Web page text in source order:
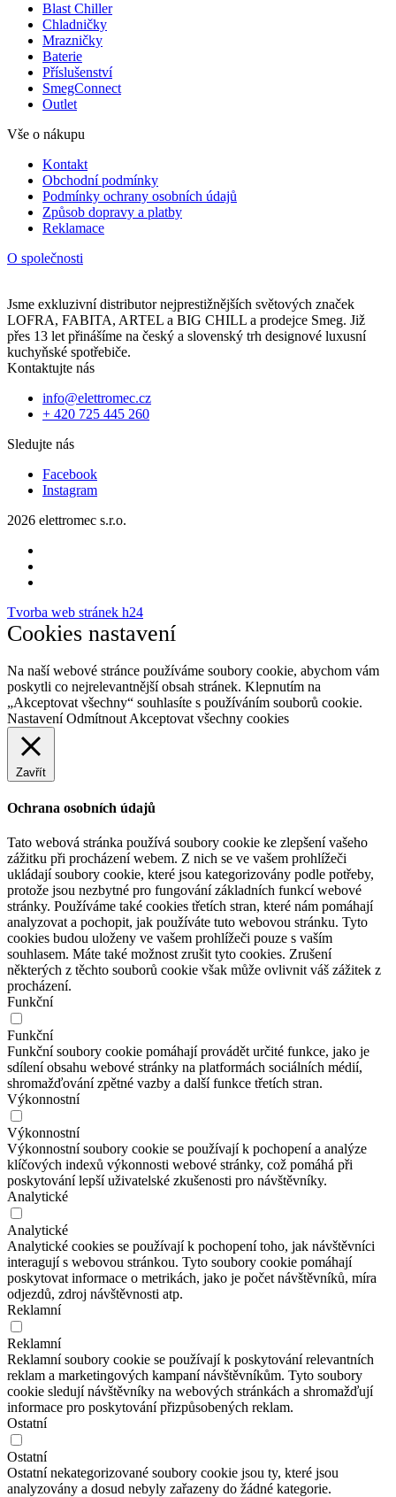
Blast Chiller
Chladničky
Mrazničky
Baterie
Příslušenství
SmegConnect
Outlet
Vše o nákupu
Kontakt
Obchodní podmínky
Podmínky ochrany osobních údajů
Způsob dopravy a platby
Reklamace
O společnosti
Jsme exkluzivní distributor nejprestižnějších světových značek
LOFRA, FABITA, ARTEL a BIG CHILL a prodejce Smeg. Již
přes 13 let přinášíme na český a slovenský trh designové luxusní
kuchyňské spotřebiče.
Kontaktujte nás
info@elettromec.cz
+ 420 725 445 260
Sledujte nás
Facebook
Instagram
2026 elettromec s.r.o.
Tvorba web stránek h24
Cookies nastavení
Na naší webové stránce používáme soubory cookie, abychom vám
poskytli co nejrelevantnější obsah stránek. Klepnutím na
„Akceptovat všechny“ souhlasíte s používáním souborů cookie.
Nastavení Odmítnout Akceptovat všechny cookies
Zavřít
Ochrana osobních údajů
Tato webová stránka používá soubory cookie ke zlepšení vašeho
zážitku při procházení webem. Z nich se ve vašem prohlížeči
ukládají soubory cookie, které jsou kategorizovány podle potřeby,
protože jsou nezbytné pro fungování základních funkcí webové
stránky. Používáme také cookies třetích stran, které nám pomáhají
analyzovat a pochopit, jak používáte tuto webovou stránku. Tyto
cookies budou uloženy ve vašem prohlížeči pouze s vaším
souhlasem. Máte také možnost zrušit tyto cookies. Zrušení
některých z těchto souborů cookie však může ovlivnit váš zážitek z
procházení.
Funkční
Funkční
Funkční soubory cookie pomáhají provádět určité funkce, jako je
sdílení obsahu webové stránky na platformách sociálních médií,
shromažďování zpětné vazby a další funkce třetích stran.
Výkonnostní
Výkonnostní
Výkonnostní soubory cookie se používají k pochopení a analýze
klíčových indexů výkonnosti webové stránky, což pomáhá při
poskytování lepší uživatelské zkušenosti pro návštěvníky.
Analytické
Analytické
Analytické cookies se používají k pochopení toho, jak návštěvníci
interagují s webovou stránkou. Tyto soubory cookie pomáhají
poskytovat informace o metrikách, jako je počet návštěvníků, míra
odjezdů, zdroj návštěvnosti atp.
Reklamní
Reklamní
Reklamní soubory cookie se používají k poskytování relevantních
reklam a marketingových kampaní návštěvníkům. Tyto soubory
cookie sledují návštěvníky na webových stránkách a shromažďují
informace pro poskytování přizpůsobených reklam.
Ostatní
Ostatní
Ostatní nekategorizované soubory cookie jsou ty, které jsou
analyzovány a dosud nebyly zařazeny do žádné kategorie.